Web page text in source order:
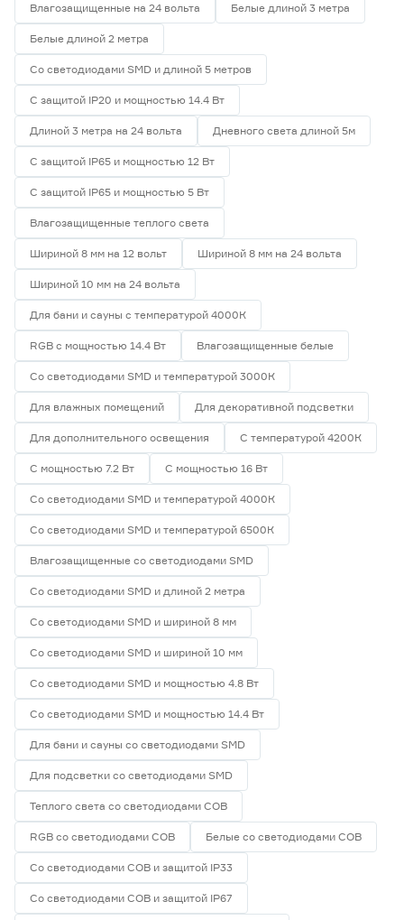
Влагозащищенные на 24 вольта Белые длиной 3 метра
Белые длиной 2 метра
Со светодиодами SMD и длиной 5 метров
С защитой IP20 и мощностью 14.4 Вт
Длиной 3 метра на 24 вольта Дневного света длиной 5м
С защитой IP65 и мощностью 12 Вт
С защитой IP65 и мощностью 5 Вт
Влагозащищенные теплого света
Шириной 8 мм на 12 вольт Шириной 8 мм на 24 вольта
Шириной 10 мм на 24 вольта
Для бани и сауны с температурой 4000К
RGB с мощностью 14.4 Вт Влагозащищенные белые
Со светодиодами SMD и температурой 3000К
Для влажных помещений Для декоративной подсветки
Для дополнительного освещения С температурой 4200К
С мощностью 7.2 Вт С мощностью 16 Вт
Со светодиодами SMD и температурой 4000К
Со светодиодами SMD и температурой 6500К
Влагозащищенные со светодиодами SMD
Со светодиодами SMD и длиной 2 метра
Со светодиодами SMD и шириной 8 мм
Со светодиодами SMD и шириной 10 мм
Со светодиодами SMD и мощностью 4.8 Вт
Со светодиодами SMD и мощностью 14.4 Вт
Для бани и сауны со светодиодами SMD
Для подсветки со светодиодами SMD
Теплого света со светодиодами СОВ
RGB со светодиодами СОВ Белые со светодиодами СОВ
Со светодиодами СОВ и защитой IP33
Со светодиодами СОВ и защитой IP67